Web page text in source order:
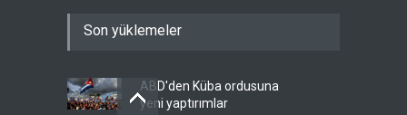
Son yüklemeler
ABD'den Küba ordusuna
yeni yaptırımlar